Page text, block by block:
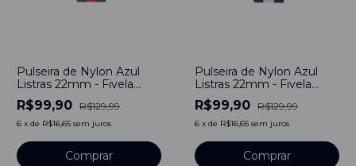
Pulseira de Nylon Azul
Listras 22mm - Fivela
Dourado
R$99,90 R$129,99
6 x de R$16,65 sem juros
Comprar
Pulseira de Nylon Azul
Listras 22mm - Fivela
Dourado
R$99,90 R$129,99
6 x de R$16,65 sem juros
Comprar